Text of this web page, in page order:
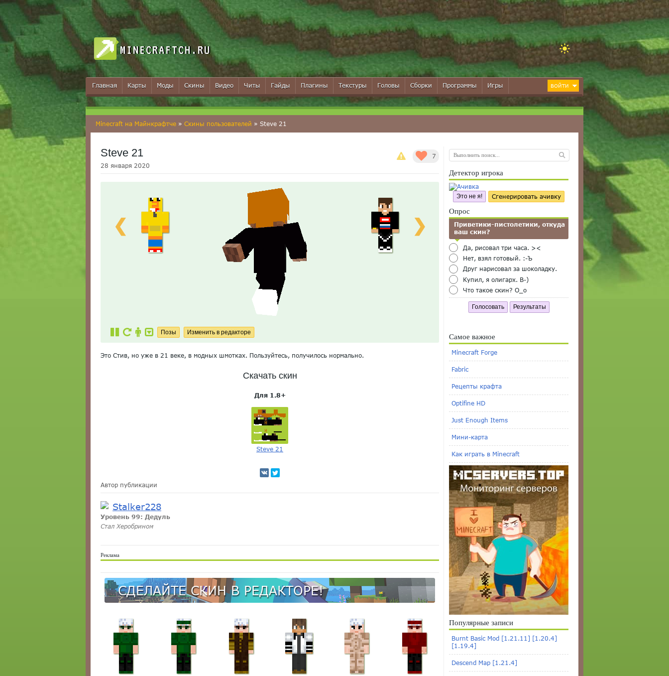
MINECRAFTCH.RU
Главная Карты Моды Скины Видео Читы Гайды Плагины Текстуры Головы Сборки Программы Игры ВОЙТИ
Minecraft на Майнкрафтче » Скины пользователей » Steve 21
7
Steve 21
28 января 2020
❮ ❯
Это Стив, но уже в 21 веке, в модных шмотках. Пользуйтесь, получилось нормально.
Скачать скин
Для 1.8+
Steve 21
Автор публикации
Stalker228
Уровень 99: Дедуль
Стал Херобрином
Реклама
СДЕЛАЙТЕ СКИН В РЕДАКТОРЕ!
Детектор игрока
Это не я! Сгенерировать ачивку
Опрос
Приветики-пистолетики, откуда
ваш скин?
Да, рисовал три часа. ><
Нет, взял готовый. :-Ъ
Друг нарисовал за шоколадку.
Купил, я олигарх. B-)
Что такое скин? O_o
Голосовать Результаты
Самое важное
Minecraft Forge
Fabric
Рецепты крафта
Optifine HD
Just Enough Items
Мини-карта
Как играть в Minecraft
Популярные записи
Burnt Basic Mod [1.21.11] [1.20.4]
[1.19.4]
Descend Map [1.21.4]